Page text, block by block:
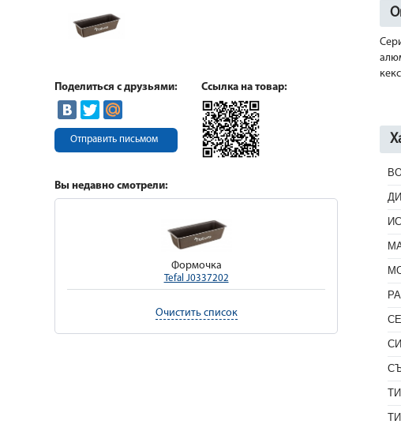
Поделиться с друзьями:
Отправить письмом
Ссылка на товар:
Вы недавно смотрели:
Формочка
Tefal J0337202
Очистить список